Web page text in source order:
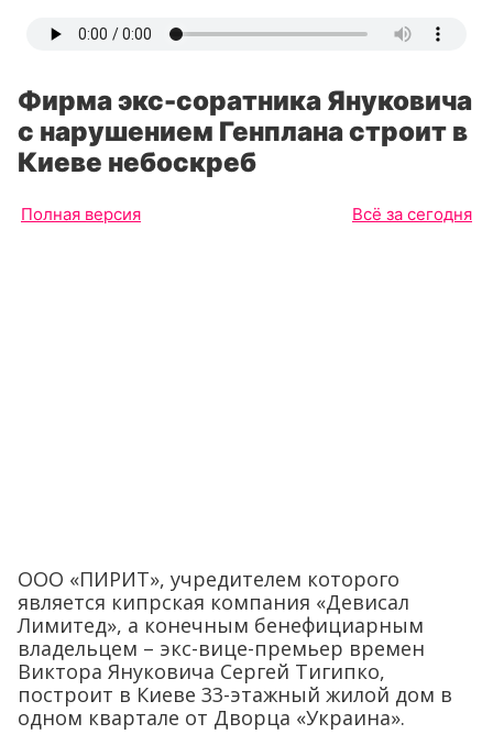
Фирма экс-соратника Януковича
с нарушением Генплана строит в
Киеве небоскреб
Полная версия Всё за сегодня
ООО «ПИРИТ», учредителем которого
является кипрская компания «Девисал
Лимитед», а конечным бенефициарным
владельцем – экс-вице-премьер времен
Виктора Януковича Сергей Тигипко,
построит в Киеве 33-этажный жилой дом в
одном квартале от Дворца «Украина».